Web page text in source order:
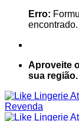
Erro:
encontrado.
Aproveite
sua região.